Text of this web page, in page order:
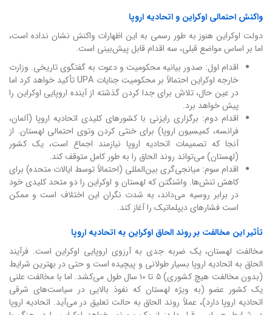
واکنش احتمالی اوکراین و اتحادیه اروپا
دولت اوکراین هنوز به طور رسمی به این اظهارات واکنش نشان نداده است،
اما بر اساس مواضع قبلی، سه اقدام قابل پیش‌بینی است.
اقدام اول: صدور بیانیه محکومیت و دعوت به گفتگوی تاریخی. وزارت
خارجه اوکراین احتمالاً بر محکومیت جنایات UPA تأکید خواهد کرد اما
در عین حال، تلاش برای جدا کردن گذشته از آینده اروپایی اوکراین را
پیش خواهد برد.
اقدام دوم: برگزاری رایزنی با کشورهای کلیدی اتحادیه اروپا (آلمان،
فرانسه، کمیسیون اروپا) برای خنثی کردن وتوی احتمالی لهستان. از
آنجا که تصمیمات اتحادیه اروپا نیازمند اجماع است، یک کشور
(لهستان) می‌تواند روند الحاق را به طور کامل متوقف کند.
اقدام سوم: میانجی‌گری بین‌المللی (احتمالاً توسط ایالات متحده) برای
کاهش تنش‌ها. واشنگتن که لهستان و اوکراین را دو متحد کلیدی خود
در برابر روسیه می‌داند، به شدت نگران این اختلاف است و ممکن
است فشارهای دیپلماتیک را آغاز کند.
تأثیر این مخالفت بر روند الحاق اوکراین به اتحادیه اروپا
مخالفت لهستان، یک ضربه جدی به آرزوی اروپایی اوکراین است. فرآیند
الحاق به اتحادیه اروپا بسیار طولانی و پیچیده است و حتی در بهترین شرایط
(بدون مخالفت هیچ کشوری) ۵ تا ۱۰ سال طول می‌کشد. اما با مخالفت علنی
یک کشور عضو (به ویژه لهستان که نفوذ بالایی در سیاست‌های شرقی
اتحادیه اروپا دارد)، عملاً روند الحاق به حالت تعلیق در می‌آید. اتحادیه اروپا